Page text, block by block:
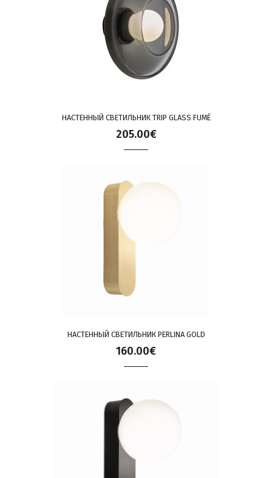
НАСТЕННЫЙ СВЕТИЛЬНИК TRIP GLASS FUMÉ
205.00€
НАСТЕННЫЙ СВЕТИЛЬНИК PERLINA GOLD
160.00€